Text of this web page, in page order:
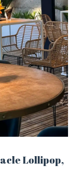
Lollipop,